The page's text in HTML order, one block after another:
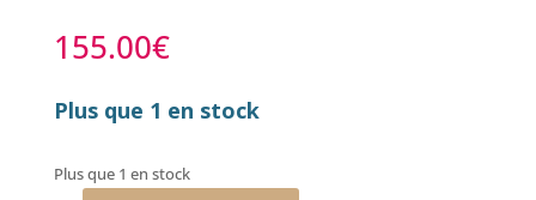
155.00€
Plus que 1 en stock
Plus que 1 en stock